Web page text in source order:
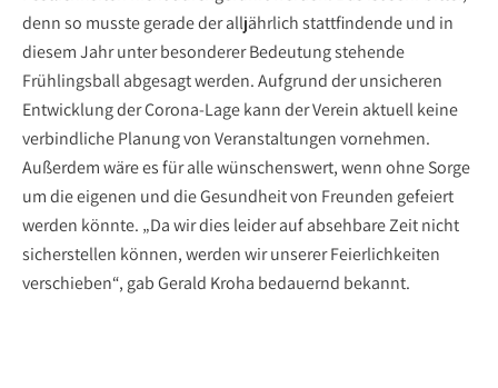
denn so musste gerade der alljährlich stattfindende und in
diesem Jahr unter besonderer Bedeutung stehende
Frühlingsball abgesagt werden. Aufgrund der unsicheren
Entwicklung der Corona-Lage kann der Verein aktuell keine
verbindliche Planung von Veranstaltungen vornehmen.
Außerdem wäre es für alle wünschenswert, wenn ohne Sorge
um die eigenen und die Gesundheit von Freunden gefeiert
werden könnte. „Da wir dies leider auf absehbare Zeit nicht
sicherstellen können, werden wir unserer Feierlichkeiten
verschieben“, gab Gerald Kroha bedauernd bekannt.